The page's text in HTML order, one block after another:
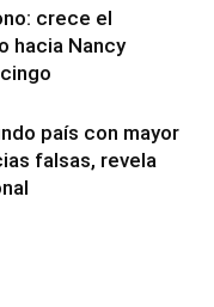
crece el
hacia Nancy
país con mayor
falsas, revela